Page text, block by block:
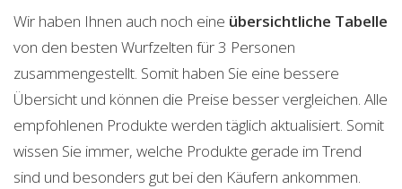
Wir haben Ihnen auch noch eine übersichtliche Tabelle
von den besten Wurfzelten für 3 Personen
zusammengestellt. Somit haben Sie eine bessere
Übersicht und können die Preise besser vergleichen. Alle
empfohlenen Produkte werden täglich aktualisiert. Somit
wissen Sie immer, welche Produkte gerade im Trend
sind und besonders gut bei den Käufern ankommen.